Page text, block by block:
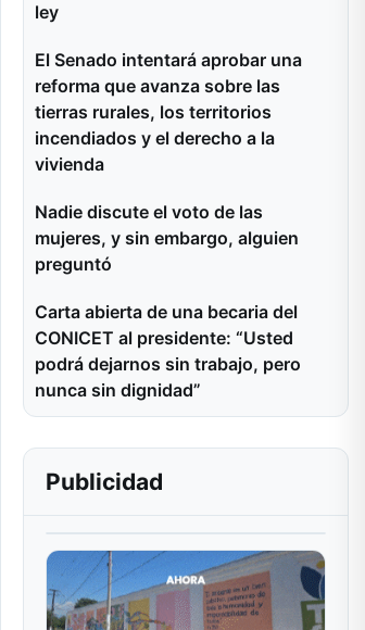
ley
El Senado intentará aprobar una
reforma que avanza sobre las
tierras rurales, los territorios
incendiados y el derecho a la
vivienda
Nadie discute el voto de las
mujeres, y sin embargo, alguien
preguntó
Carta abierta de una becaria del
CONICET al presidente: “Usted
podrá dejarnos sin trabajo, pero
nunca sin dignidad”
Publicidad